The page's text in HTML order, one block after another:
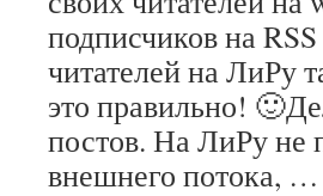
подписчиков на
читателей на ЛиРу
это правильно!
постов. На ЛиРу не
внешнего потока, …